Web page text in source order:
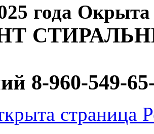
года
8-960-549-